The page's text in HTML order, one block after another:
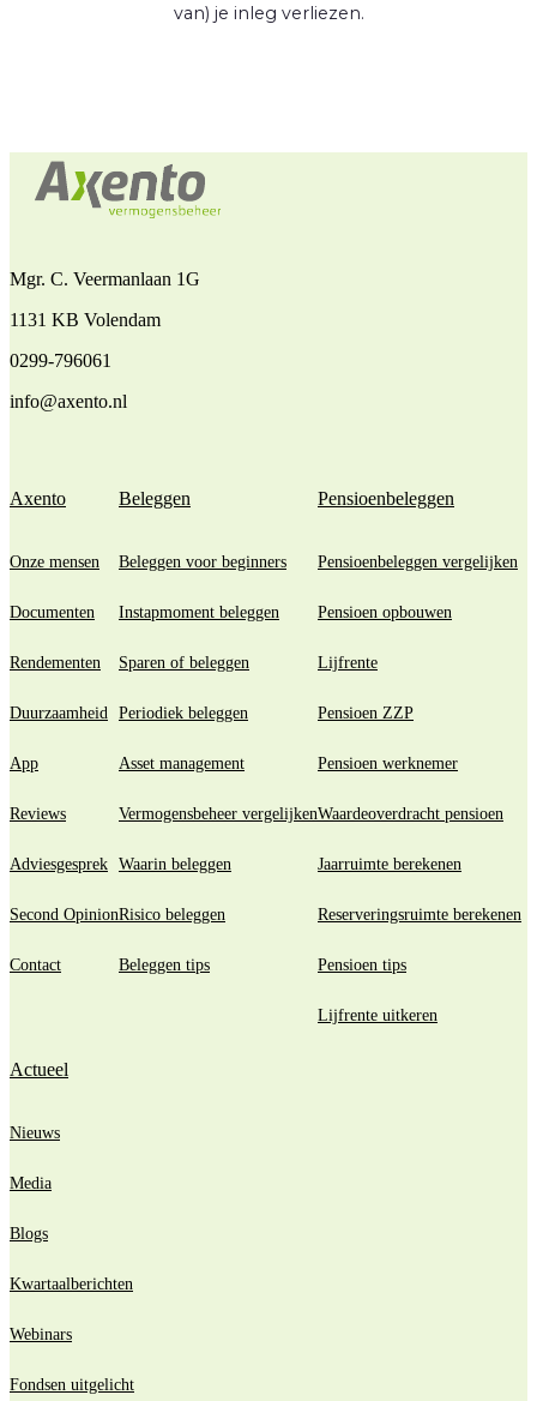
van) je inleg verliezen.
Mgr. C. Veermanlaan 1G
1131 KB Volendam
0299-796061
info@axento.nl
Axento
Onze mensen
Documenten
Rendementen
Duurzaamheid
App
Reviews
Adviesgesprek
Second Opinion
Contact
Beleggen
Beleggen voor beginners
Instapmoment beleggen
Sparen of beleggen
Periodiek beleggen
Asset management
Vermogensbeheer vergelijken
Waarin beleggen
Risico beleggen
Beleggen tips
Pensioenbeleggen
Pensioenbeleggen vergelijken
Pensioen opbouwen
Lijfrente
Pensioen ZZP
Pensioen werknemer
Waardeoverdracht pensioen
Jaarruimte berekenen
Reserveringsruimte berekenen
Pensioen tips
Lijfrente uitkeren
Actueel
Nieuws
Media
Blogs
Kwartaalberichten
Webinars
Fondsen uitgelicht